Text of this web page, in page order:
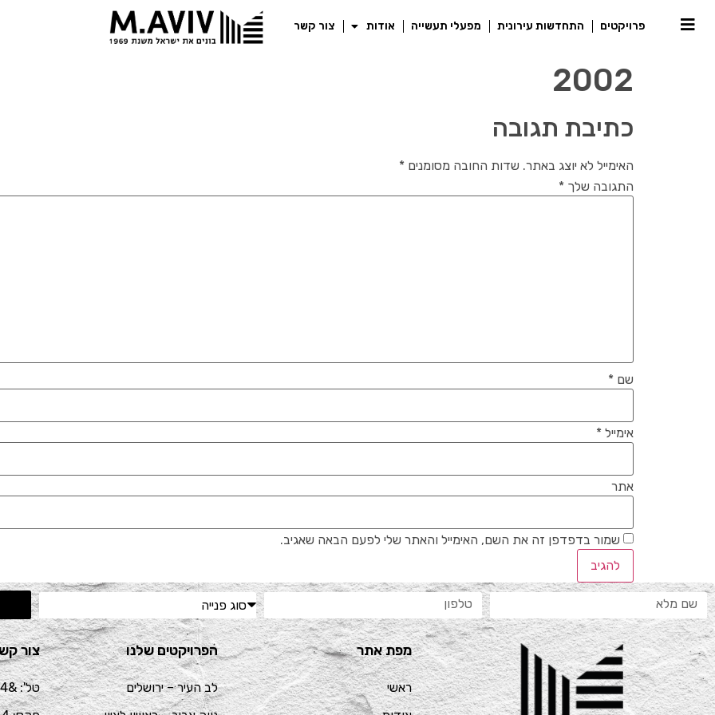
פרויקטים התחדשות עירונית מפעלי תעשייה אודות צור קשר
2002
כתיבת תגובה
האימייל לא יוצג באתר. שדות החובה מסומנים *
התגובה שלך *
שם *
אימייל *
אתר
שמור בדפדפן זה את השם, האימייל והאתר שלי לפעם הבאה שאגיב.
מפת אתר
ראשי
הפרויקטים שלנו
לב העיר – ירושלים
צור
טל': &nbsp 02-6214444